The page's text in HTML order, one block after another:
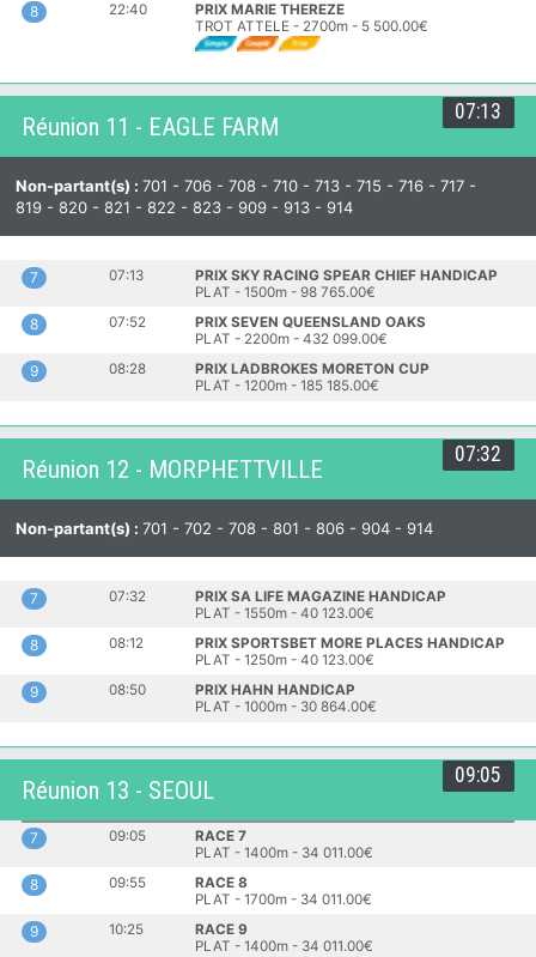
8 22:40
PRIX MARIE THEREZE
TROT ATTELE - 2700m - 5 500.00€
07:13
Réunion 11 - EAGLE FARM
Non-partant(s) : 701 - 706 - 708 - 710 - 713 - 715 - 716 - 717 -
819 - 820 - 821 - 822 - 823 - 909 - 913 - 914
7 07:13
PRIX SKY RACING SPEAR CHIEF HANDICAP
PLAT - 1500m - 98 765.00€
8 07:52
PRIX SEVEN QUEENSLAND OAKS
PLAT - 2200m - 432 099.00€
9 08:28
PRIX LADBROKES MORETON CUP
PLAT - 1200m - 185 185.00€
07:32
Réunion 12 - MORPHETTVILLE
Non-partant(s) : 701 - 702 - 708 - 801 - 806 - 904 - 914
7 07:32
PRIX SA LIFE MAGAZINE HANDICAP
PLAT - 1550m - 40 123.00€
8 08:12
PRIX SPORTSBET MORE PLACES HANDICAP
PLAT - 1250m - 40 123.00€
9 08:50
PRIX HAHN HANDICAP
PLAT - 1000m - 30 864.00€
09:05
Réunion 13 - SEOUL
7 09:05
RACE 7
PLAT - 1400m - 34 011.00€
8 09:55
RACE 8
PLAT - 1700m - 34 011.00€
9 10:25
RACE 9
PLAT - 1400m - 34 011.00€